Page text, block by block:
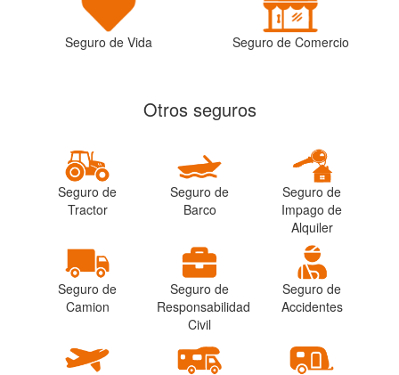
Seguro de Vida Seguro de Comercio
Otros seguros
Seguro de
Tractor
Seguro de
Barco
Seguro de
Impago de
Alquiler
Seguro de
Camion
Seguro de
Responsabilidad
Civil
Seguro de
Accidentes